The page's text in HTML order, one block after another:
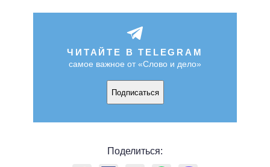
ЧИТАЙТЕ В TELEGRAM
самое важное от «Слово и дело»
Подписаться
Поделиться: